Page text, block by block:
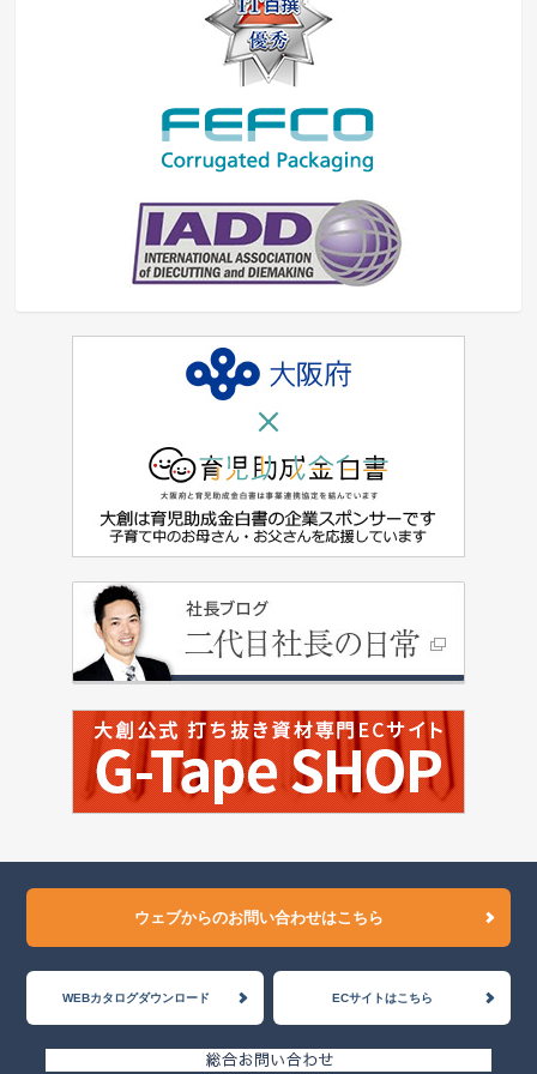
ウェブからのお問い合わせはこちら
WEBカタログダウンロード ECサイトはこちら